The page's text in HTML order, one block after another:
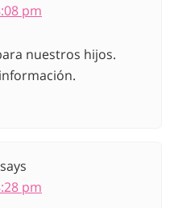
pm
nuestros hijos.
says
pm